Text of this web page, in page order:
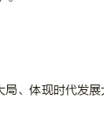
、体现时代发